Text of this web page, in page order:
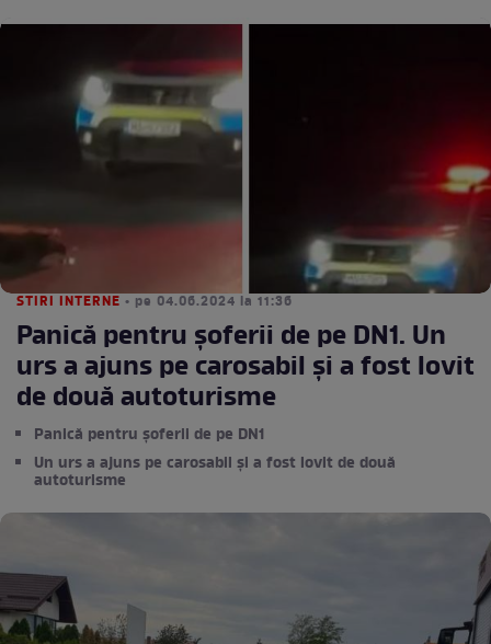
STIRI INTERNE • pe 04.06.2024 la 11:36
Panică pentru șoferii de pe DN1. Un
urs a ajuns pe carosabil și a fost lovit
de două autoturisme
Panică pentru șoferii de pe DN1
Un urs a ajuns pe carosabil și a fost lovit de două
autoturisme